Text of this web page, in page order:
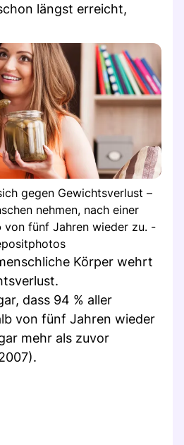
längst erreicht,
gegen Gewichtsverlust –
nehmen, nach einer
von fünf Jahren wieder zu. -
Körper wehrt
dass 94 % aller
von fünf Jahren wieder
mehr als zuvor